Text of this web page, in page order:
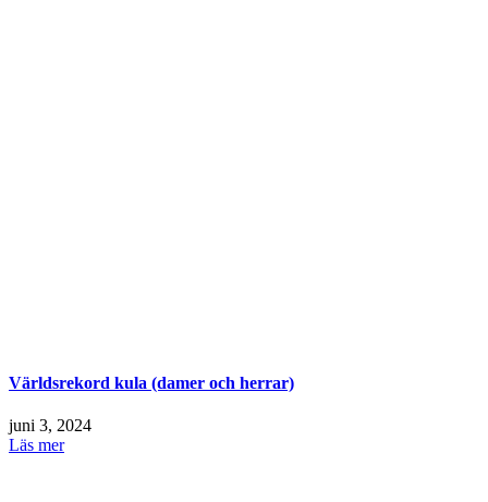
Världsrekord kula (damer och herrar)
juni 3, 2024
Läs mer